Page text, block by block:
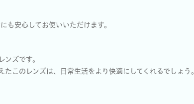
も安心してお使いいただけます。
ズです。
このレンズは、日常生活をより快適にしてくれるでしょう。